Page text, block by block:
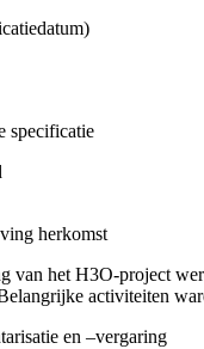
specificatie
herkomst
van het H3O-project
activiteiten
en –vergaring